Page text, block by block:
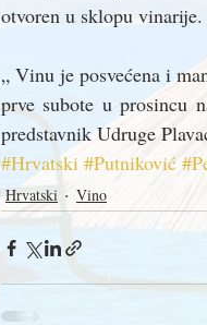
otvoren u sklopu vinarije.
„ Vinu je posvećena i
prve subote u prosincu
predstavnik Udruge
#Hrvatski #Putniković
Hrvatski Vino